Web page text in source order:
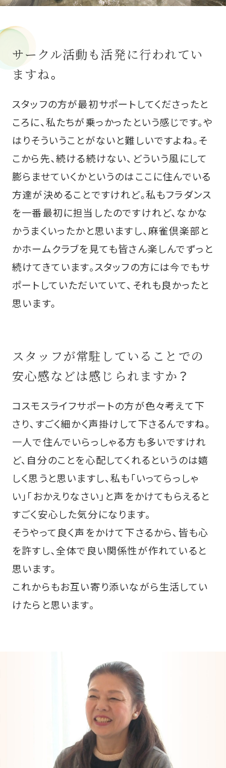
サークル活動も活発に行われてい
ますね。
スタッフの方が最初サポートしてくださったと
ころに、私たちが乗っかったという感じです。や
はりそういうことがないと難しいですよね。そ
こから先、続ける続けない、どういう風にして
膨らませていくかというのはここに住んでいる
方達が決めることですけれど。私もフラダンス
を一番最初に担当したのですけれど、なかな
かうまくいったかと思いますし、麻雀倶楽部と
かホームクラブを見ても皆さん楽しんでずっと
続けてきています。スタッフの方には今でもサ
ポートしていただいていて、それも良かったと
思います。
スタッフが常駐していることでの
安心感などは感じられますか？
コスモスライフサポートの方が色々考えて下
さり、すごく細かく声掛けして下さるんですね。
一人で住んでいらっしゃる方も多いですけれ
ど、自分のことを心配してくれるというのは嬉
しく思うと思いますし、私も「いってらっしゃ
い」「おかえりなさい」と声をかけてもらえると
すごく安心した気分になります。
そうやって良く声をかけて下さるから、皆も心
を許すし、全体で良い関係性が作れていると
思います。
これからもお互い寄り添いながら生活してい
けたらと思います。